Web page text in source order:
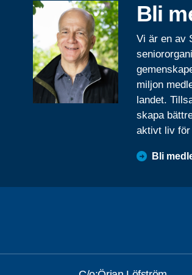
Bli
Vi är en av
miljon
landet.
skapa
aktivt liv för
Bli